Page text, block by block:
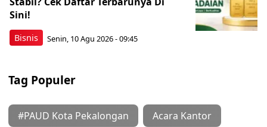
Bisnis
Sini!
Senin, 10 Agu 2026 - 09:45
Tag Populer
#PAUD Kota Pekalongan Acara Kantor